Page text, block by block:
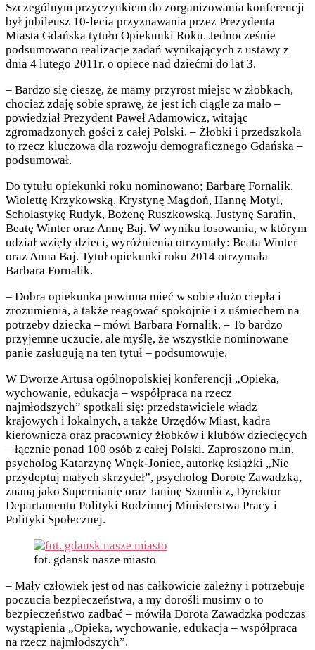
Szczególnym przyczynkiem do zorganizowania konferencji
był jubileusz 10-lecia przyznawania przez Prezydenta
Miasta Gdańska tytułu Opiekunki Roku. Jednocześnie
podsumowano realizacje zadań wynikających z ustawy z
dnia 4 lutego 2011r. o opiece nad dziećmi do lat 3.
– Bardzo się cieszę, że mamy przyrost miejsc w żłobkach,
chociaż zdaję sobie sprawę, że jest ich ciągle za mało –
powiedział Prezydent Paweł Adamowicz, witając
zgromadzonych gości z całej Polski. – Żłobki i przedszkola
to rzecz kluczowa dla rozwoju demograficznego Gdańska –
podsumował.
Do tytułu opiekunki roku nominowano; Barbarę Fornalik,
Wiolettę Krzykowską, Krystynę Magdoń, Hannę Motyl,
Scholastykę Rudyk, Bożenę Ruszkowską, Justynę Sarafin,
Beatę Winter oraz Annę Baj. W wyniku losowania, w którym
udział wzięły dzieci, wyróżnienia otrzymały: Beata Winter
oraz Anna Baj. Tytuł opiekunki roku 2014 otrzymała
Barbara Fornalik.
– Dobra opiekunka powinna mieć w sobie dużo ciepła i
zrozumienia, a także reagować spokojnie i z uśmiechem na
potrzeby dziecka – mówi Barbara Fornalik. – To bardzo
przyjemne uczucie, ale myślę, że wszystkie nominowane
panie zasługują na ten tytuł – podsumowuje.
W Dworze Artusa ogólnopolskiej konferencji „Opieka,
wychowanie, edukacja – współpraca na rzecz
najmłodszych” spotkali się: przedstawiciele władz
krajowych i lokalnych, a także Urzędów Miast, kadra
kierownicza oraz pracownicy żłobków i klubów dziecięcych
– łącznie ponad 100 osób z całej Polski. Zaproszono m.in.
psycholog Katarzynę Wnęk-Joniec, autorkę książki „Nie
przydeptuj małych skrzydeł”, psycholog Dorotę Zawadzką,
znaną jako Supernianię oraz Janinę Szumlicz, Dyrektor
Departamentu Polityki Rodzinnej Ministerstwa Pracy i
Polityki Społecznej.
fot. gdansk nasze miasto
– Mały człowiek jest od nas całkowicie zależny i potrzebuje
poczucia bezpieczeństwa, a my dorośli musimy o to
bezpieczeństwo zadbać – mówiła Dorota Zawadzka podczas
wystąpienia „Opieka, wychowanie, edukacja – współpraca
na rzecz najmłodszych”.